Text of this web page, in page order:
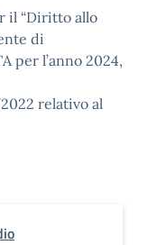
il “Diritto allo
di
per l’anno 2024,
relativo al